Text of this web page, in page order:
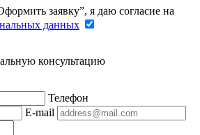
заявку”, я даю согласие на
данных
консультацию
Телефон
E-mail